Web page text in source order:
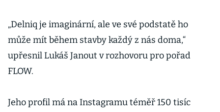
„Delniq je imaginární, ale ve své podstatě ho
může mít během stavby každý z nás doma,“
upřesnil Lukáš Janout v rozhovoru pro pořad
FLOW.
Jeho profil má na Instagramu téměř 150 tisíc